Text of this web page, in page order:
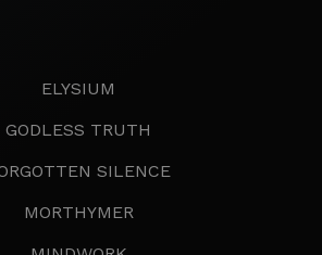
ELYSIUM
GODLESS TRUTH
SILENCE
MORTHYMER